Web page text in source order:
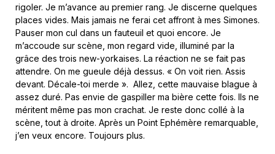
rigoler. Je m’avance au premier rang. Je discerne quelques
places vides. Mais jamais ne ferai cet affront à mes Simones.
Pauser mon cul dans un fauteuil et quoi encore. Je
m’accoude sur scène, mon regard vide, illuminé par la
grâce des trois new-yorkaises. La réaction ne se fait pas
attendre. On me gueule déjà dessus. « On voit rien. Assis
devant. Décale-toi merde ». Allez, cette mauvaise blague à
assez duré. Pas envie de gaspiller ma bière cette fois. Ils ne
méritent même pas mon crachat. Je reste donc collé à la
scène, tout à droite. Après un Point Ephémère remarquable,
j’en veux encore. Toujours plus.